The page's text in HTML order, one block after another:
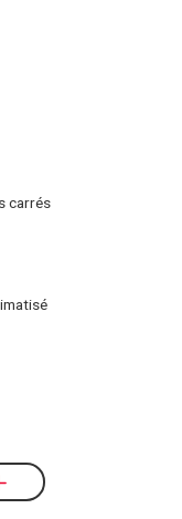
carrés